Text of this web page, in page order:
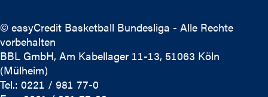
© easyCredit Basketball Bundesliga - Alle Rechte
vorbehalten
BBL GmbH, Am Kabellager 11-13, 51063 Köln
(Mülheim)
Tel.: 0221 / 981 77-0